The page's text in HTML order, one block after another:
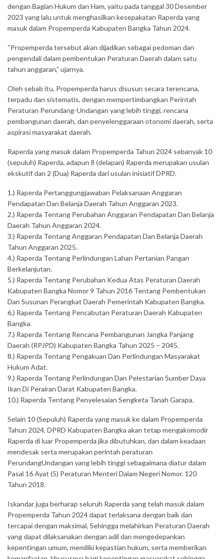
dengan Bagian Hukum dan Ham, yaitu pada tanggal 30 Desember
2023 yang lalu untuk menghasilkan kesepakatan Raperda yang
masuk dalam Propemperda Kabupaten Bangka Tahun 2024.
“Propemperda tersebut akan dijadikan sebagai pedoman dan
pengendali dalam pembentukan Peraturan Daerah dalam satu
tahun anggaran,” ujarnya.
Oleh sebab itu, Propemperda harus disusun secara terencana,
terpadu dan sistematis, dengan mempertimbangkan Perintah
Peraturan Perundang-Undangan yang lebih tinggi, rencana
pembangunan daerah, dan penyelenggaraan otonomi daerah, serta
aspirasi masyarakat daerah.
Raperda yang masuk dalam Propemperda Tahun 2024 sebanyak 10
(sepuluh) Raperda, adapun 8 (delapan) Raperda merupakan usulan
ekskutif dan 2 (Dua) Raperda dari usulan inisiatif DPRD.
1.) Raperda Pertanggungjawaban Pelaksanaan Anggaran
Pendapatan Dan Belanja Daerah Tahun Anggaran 2023.
2.) Raperda Tentang Perubahan Anggaran Pendapatan Dan Belanja
Daerah Tahun Anggaran 2024.
3.) Raperda Tentang Anggaran Pendapatan Dan Belanja Daerah
Tahun Anggaran 2025.
4.) Raperda Tentang Perlindungan Lahan Pertanian Pangan
Berkelanjutan.
5.) Raperda Tentang Perubahan Kedua Atas Peraturan Daerah
Kabupaten Bangka Nomor 9 Tahun 2016 Tentang Pembentukan
Dan Susunan Perangkat Daerah Pemerintah Kabupaten Bangka.
6.) Raperda Tentang Pencabutan Peraturan Daerah Kabupaten
Bangka.
7.) Raperda Tentang Rencana Pembangunan Jangka Panjang
Daerah (RPJPD) Kabupaten Bangka Tahun 2025 – 2045.
8.) Raperda Tentang Pengakuan Dan Perlindungan Masyarakat
Hukum Adat.
9.) Raperda Tentang Perlindungan Dan Pelestarian Sumber Daya
Ikan Di Perairan Darat Kabupaten Bangka.
10.) Raperda Tentang Penyelesaian Sengketa Tanah Garapa.
Selain 10 (Sepuluh) Raperda yang masuk ke dalam Propemperda
Tahun 2024, DPRD Kabupaten Bangka akan tetap mengakomodir
Raperda di luar Propemperda jika dibutuhkan, dan dalam keadaan
mendesak serta merupakan perintah peraturan
PerundangUndangan yang lebih tinggi sebagaimana diatur dalam
Pasal 16 Ayat (5) Peraturan Menteri Dalam Negeri Nomor. 120
Tahun 2018.
Iskandar juga berharap seluruh Raperda yang telah masuk dalam
Propemperda Tahun 2024 dapat terlaksana dengan baik dan
tercapai dengan maksimal, Sehingga melahirkan Peraturan Daerah
yang dapat dilaksanakan dengan adil dan mengedepankan
kepentingan umum, memiliki kepastian hukum, serta memberikan